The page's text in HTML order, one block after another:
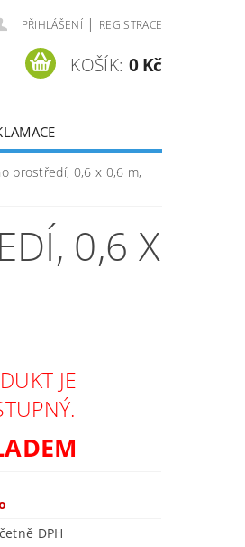
PŘIHLÁŠENÍ | REGISTRACE
KOŠÍK: 0 Kč
prostředí, 0,6 x 0,6 m,
0,6 X
JE
Kč včetně DPH